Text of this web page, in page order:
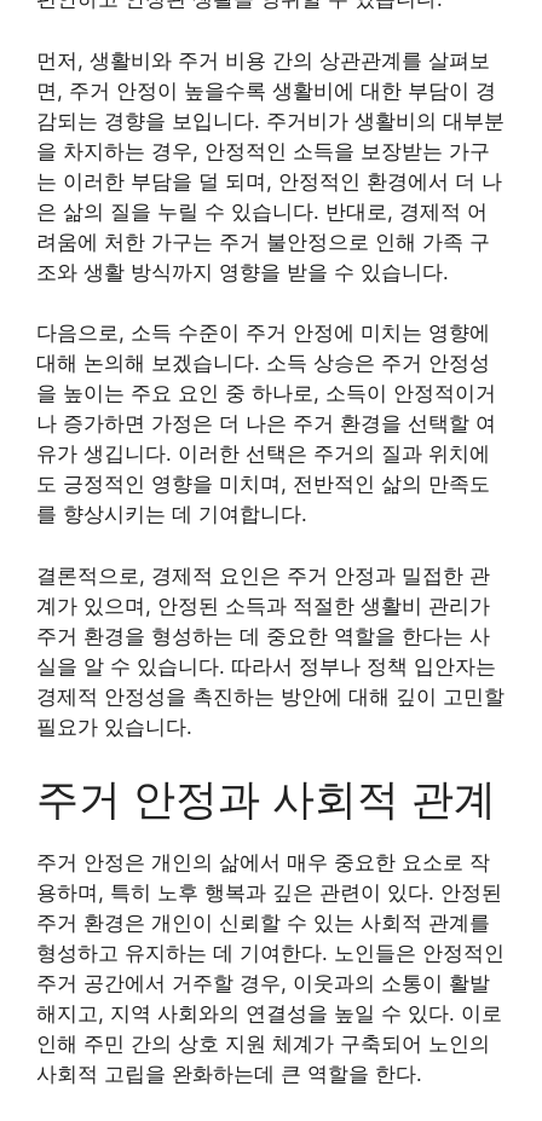
먼저, 생활비와 주거 비용 간의 상관관계를 살펴보
면, 주거 안정이 높을수록 생활비에 대한 부담이 경
감되는 경향을 보입니다. 주거비가 생활비의 대부분
을 차지하는 경우, 안정적인 소득을 보장받는 가구
는 이러한 부담을 덜 되며, 안정적인 환경에서 더 나
은 삶의 질을 누릴 수 있습니다. 반대로, 경제적 어
려움에 처한 가구는 주거 불안정으로 인해 가족 구
조와 생활 방식까지 영향을 받을 수 있습니다.
다음으로, 소득 수준이 주거 안정에 미치는 영향에
대해 논의해 보겠습니다. 소득 상승은 주거 안정성
을 높이는 주요 요인 중 하나로, 소득이 안정적이거
나 증가하면 가정은 더 나은 주거 환경을 선택할 여
유가 생깁니다. 이러한 선택은 주거의 질과 위치에
도 긍정적인 영향을 미치며, 전반적인 삶의 만족도
를 향상시키는 데 기여합니다.
결론적으로, 경제적 요인은 주거 안정과 밀접한 관
계가 있으며, 안정된 소득과 적절한 생활비 관리가
주거 환경을 형성하는 데 중요한 역할을 한다는 사
실을 알 수 있습니다. 따라서 정부나 정책 입안자는
경제적 안정성을 촉진하는 방안에 대해 깊이 고민할
필요가 있습니다.
주거 안정과 사회적 관계
주거 안정은 개인의 삶에서 매우 중요한 요소로 작
용하며, 특히 노후 행복과 깊은 관련이 있다. 안정된
주거 환경은 개인이 신뢰할 수 있는 사회적 관계를
형성하고 유지하는 데 기여한다. 노인들은 안정적인
주거 공간에서 거주할 경우, 이웃과의 소통이 활발
해지고, 지역 사회와의 연결성을 높일 수 있다. 이로
인해 주민 간의 상호 지원 체계가 구축되어 노인의
사회적 고립을 완화하는데 큰 역할을 한다.